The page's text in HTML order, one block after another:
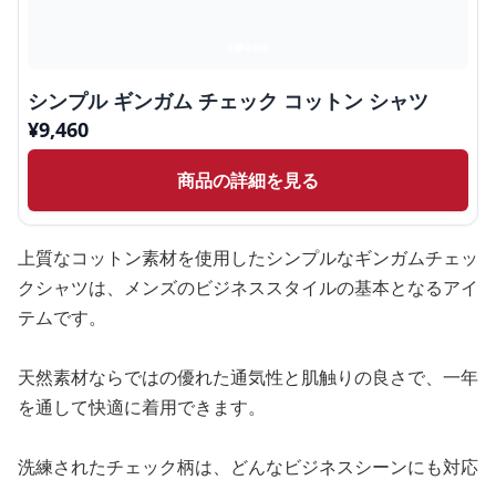
シンプル ギンガム チェック コットン シャツ
¥9,460
商品の詳細を見る
上質なコットン素材を使用したシンプルなギンガムチェッ
クシャツは、メンズのビジネススタイルの基本となるアイ
テムです。
天然素材ならではの優れた通気性と肌触りの良さで、一年
を通して快適に着用できます。
洗練されたチェック柄は、どんなビジネスシーンにも対応